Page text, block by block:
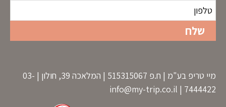
מיי טריפ בע"מ | ח.פ 515315067 | המלאכה 39, חולון | 03-
7444422 |
info@my-trip.co.il